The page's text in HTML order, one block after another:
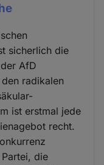
sicherlich die
AfD
radikalen
ist erstmal jede
recht.
die